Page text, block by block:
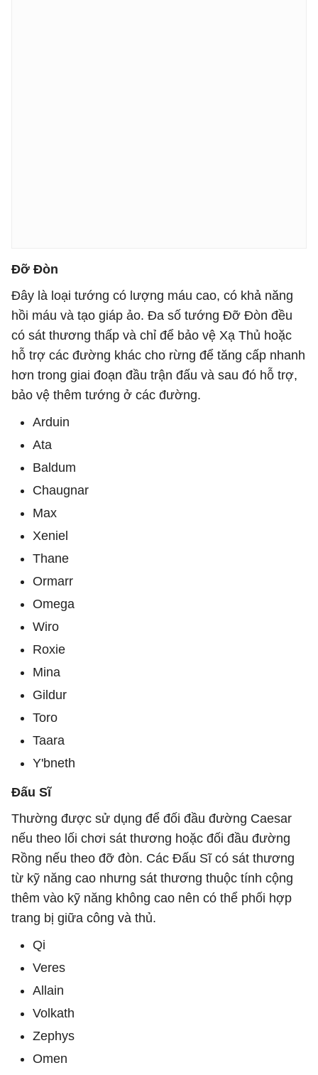
Đỡ Đòn
Đây là loại tướng có lượng máu cao, có khả năng
hồi máu và tạo giáp ảo. Đa số tướng Đỡ Đòn đều
có sát thương thấp và chỉ để bảo vệ Xạ Thủ hoặc
hỗ trợ các đường khác cho rừng để tăng cấp nhanh
hơn trong giai đoạn đầu trận đấu và sau đó hỗ trợ,
bảo vệ thêm tướng ở các đường.
Arduin
Ata
Baldum
Chaugnar
Max
Xeniel
Thane
Ormarr
Omega
Wiro
Roxie
Mina
Gildur
Toro
Taara
Y'bneth
Đấu Sĩ
Thường được sử dụng để đối đầu đường Caesar
nếu theo lối chơi sát thương hoặc đối đầu đường
Rồng nếu theo đỡ đòn. Các Đấu Sĩ có sát thương
từ kỹ năng cao nhưng sát thương thuộc tính cộng
thêm vào kỹ năng không cao nên có thể phối hợp
trang bị giữa công và thủ.
Qi
Veres
Allain
Volkath
Zephys
Omen